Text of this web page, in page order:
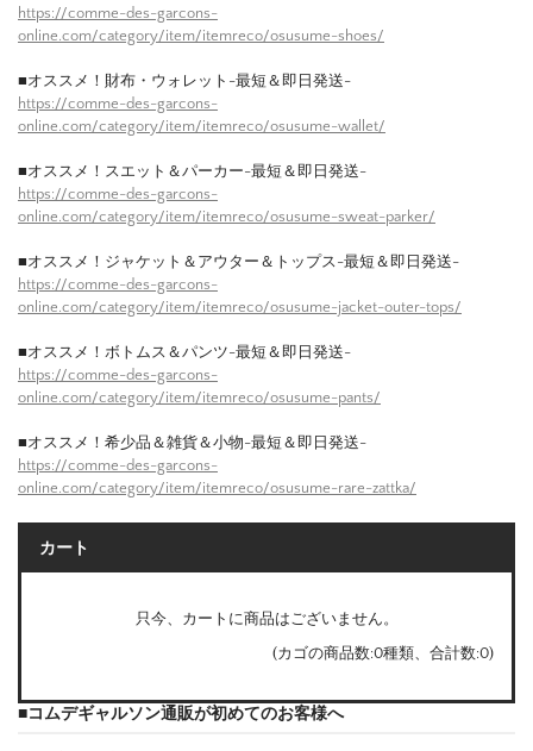
https://comme-des-garcons-
online.com/category/item/itemreco/osusume-shoes/
■オススメ！財布・ウォレット-最短＆即日発送-
https://comme-des-garcons-
online.com/category/item/itemreco/osusume-wallet/
■オススメ！スエット＆パーカー-最短＆即日発送-
https://comme-des-garcons-
online.com/category/item/itemreco/osusume-sweat-parker/
■オススメ！ジャケット＆アウター＆トップス-最短＆即日発送-
https://comme-des-garcons-
online.com/category/item/itemreco/osusume-jacket-outer-tops/
■オススメ！ボトムス＆パンツ-最短＆即日発送-
https://comme-des-garcons-
online.com/category/item/itemreco/osusume-pants/
■オススメ！希少品＆雑貨＆小物-最短＆即日発送-
https://comme-des-garcons-
online.com/category/item/itemreco/osusume-rare-zattka/
カート
只今、カートに商品はございません。
(カゴの商品数:0種類、合計数:0)
■コムデギャルソン通販が初めてのお客様へ